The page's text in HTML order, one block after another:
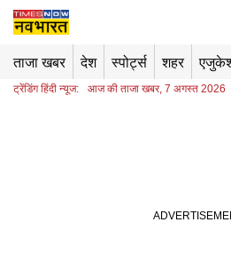
ताजा खबर देश स्पोर्ट्स शहर
ट्रेंडिंग हिंदी न्यूज: आज की ताजा खबर, 7 अगस्त 2026